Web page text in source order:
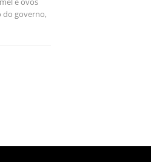
do governo,